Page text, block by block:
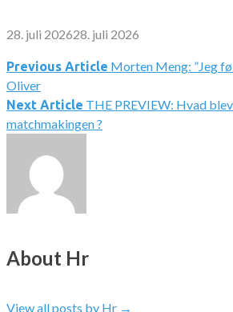
28. juli 202628. juli 2026
Indlægsnavigation
Previous Article Morten Meng: ”Jeg
Oliver
Next Article THE PREVIEW: Hvad
matchmakingen ?
About Hr
View all posts by Hr →